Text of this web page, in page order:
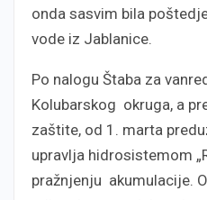
onda sasvim bila
vode iz Jablanice.
Po nalogu Štaba za
Kolubarskog okruga, a
zaštite, od 1. marta
upravlja hidrosistemom
pražnjenju akumulacije.